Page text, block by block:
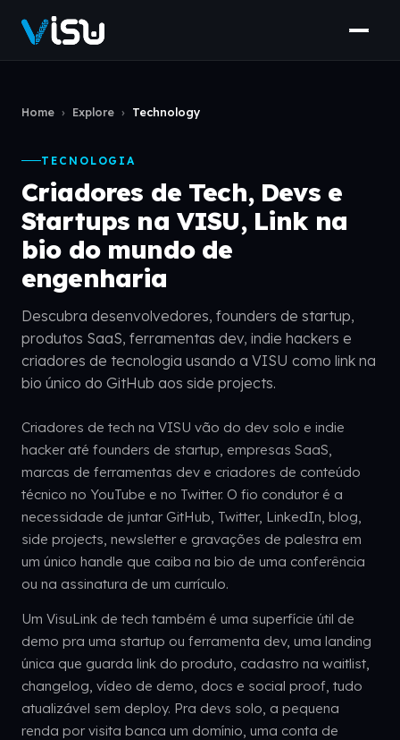
Home › Explore › Technology
TECNOLOGIA
Criadores de Tech, Devs e
Startups na VISU, Link na
bio do mundo de
engenharia
Descubra desenvolvedores, founders de startup,
produtos SaaS, ferramentas dev, indie hackers e
criadores de tecnologia usando a VISU como link na
bio único do GitHub aos side projects.
Criadores de tech na VISU vão do dev solo e indie
hacker até founders de startup, empresas SaaS,
marcas de ferramentas dev e criadores de conteúdo
técnico no YouTube e no Twitter. O fio condutor é a
necessidade de juntar GitHub, Twitter, LinkedIn, blog,
side projects, newsletter e gravações de palestra em
um único handle que caiba na bio de uma conferência
ou na assinatura de um currículo.
Um VisuLink de tech também é uma superfície útil de
demo pra uma startup ou ferramenta dev, uma landing
única que guarda link do produto, cadastro na waitlist,
changelog, vídeo de demo, docs e social proof, tudo
atualizável sem deploy. Pra devs solo, a pequena
renda por visita banca um domínio, uma conta de